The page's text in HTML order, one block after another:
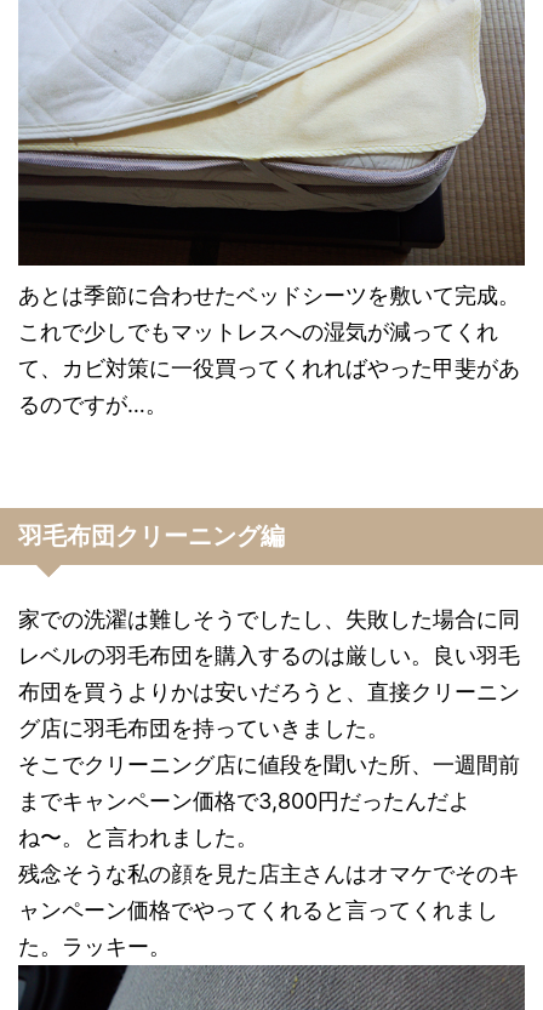
あとは季節に合わせたベッドシーツを敷いて完成。
これで少しでもマットレスへの湿気が減ってくれ
て、カビ対策に一役買ってくれればやった甲斐があ
るのですが…。
羽毛布団クリーニング編
家での洗濯は難しそうでしたし、失敗した場合に同
レベルの羽毛布団を購入するのは厳しい。良い羽毛
布団を買うよりかは安いだろうと、直接クリーニン
グ店に羽毛布団を持っていきました。
そこでクリーニング店に値段を聞いた所、一週間前
までキャンペーン価格で3,800円だったんだよ
ね〜。と言われました。
残念そうな私の顔を見た店主さんはオマケでそのキ
ャンペーン価格でやってくれると言ってくれまし
た。ラッキー。